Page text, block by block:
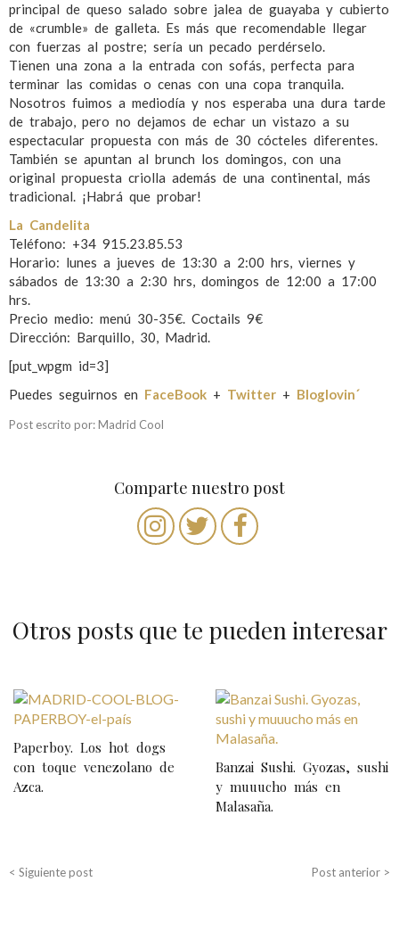
principal de queso salado sobre jalea de guayaba y cubierto
de «crumble» de galleta. Es más que recomendable llegar
con fuerzas al postre; sería un pecado perdérselo.
Tienen una zona a la entrada con sofás, perfecta para
terminar las comidas o cenas con una copa tranquila.
Nosotros fuimos a mediodía y nos esperaba una dura tarde
de trabajo, pero no dejamos de echar un vistazo a su
espectacular propuesta con más de 30 cócteles diferentes.
También se apuntan al brunch los domingos, con una
original propuesta criolla además de una continental, más
tradicional. ¡Habrá que probar!
La Candelita
Teléfono: +34 915.23.85.53
Horario: lunes a jueves de 13:30 a 2:00 hrs, viernes y
sábados de 13:30 a 2:30 hrs, domingos de 12:00 a 17:00
hrs.
Precio medio: menú 30-35€. Coctails 9€
Dirección: Barquillo, 30, Madrid.
[put_wpgm id=3]
Puedes seguirnos en FaceBook + Twitter + Bloglovin´
Post escrito por: Madrid Cool
Comparte nuestro post
Otros posts que te pueden interesar
Paperboy. Los hot dogs
con toque venezolano de
Azca.
Banzai Sushi. Gyozas, sushi
y muuucho más en
Malasaña.
N
a
v
e
c
Post anterior >
< Siguiente post